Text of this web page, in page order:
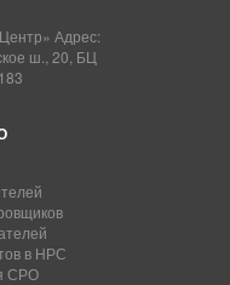
Адрес:
ш., 20, БЦ
в НРС
СРО